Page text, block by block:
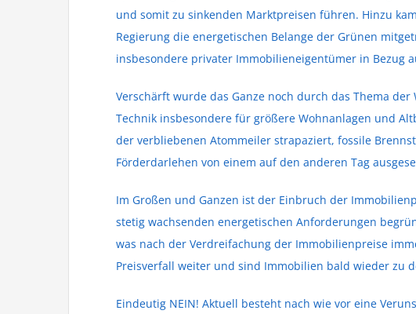
und somit zu sinkenden Marktpreisen führen. Hinzu
Regierung die energetischen Belange der Grünen
insbesondere privater Immobilieneigentümer in Bezug
Verschärft wurde das Ganze noch durch das Thema
Technik insbesondere für größere Wohnanlagen und
der verbliebenen Atommeiler strapaziert, fossile
Förderdarlehen von einem auf den anderen Tag
Im Großen und Ganzen ist der Einbruch der
stetig wachsenden energetischen Anforderungen
was nach der Verdreifachung der Immobilienpreise
Preisverfall weiter und sind Immobilien bald wieder zu
Eindeutig NEIN! Aktuell besteht nach wie vor eine